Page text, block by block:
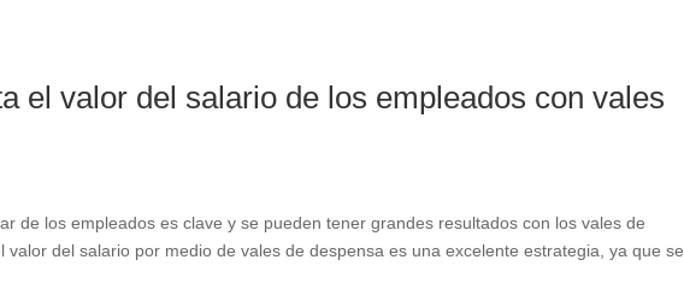
el valor del salario de los empleados con vales
de los empleados es clave y se pueden tener grandes resultados con los vales de
del salario por medio de vales de despensa es una excelente estrategia, ya que se